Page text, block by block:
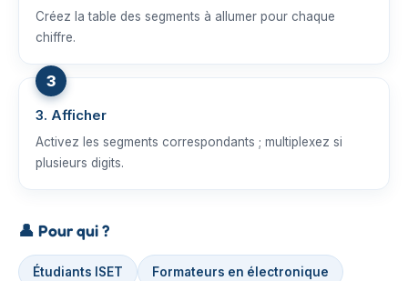
Créez la table des segments à allumer pour chaque
chiffre.
3. Afficher
Activez les segments correspondants ; multiplexez si
plusieurs digits.
👤 Pour qui ?
Étudiants ISET Formateurs en électronique